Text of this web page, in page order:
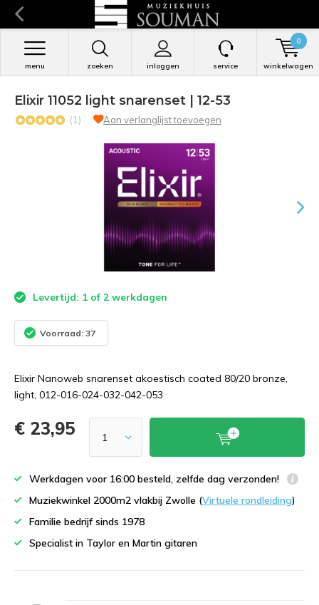
zoeken inloggen
menu service winkelwagen
0
Elixir 11052 light snarenset | 12-53
(1) Aan verlanglijst toevoegen
Levertijd: 1 of 2 werkdagen
Voorraad: 37
Elixir Nanoweb snarenset akoestisch coated 80/20 bronze,
light, 012-016-024-032-042-053
€ 23,95
Werkdagen voor 16:00 besteld, zelfde dag verzonden!
Muziekwinkel 2000m2 vlakbij Zwolle (Virtuele rondleiding)
Familie bedrijf sinds 1978
Specialist in Taylor en Martin gitaren